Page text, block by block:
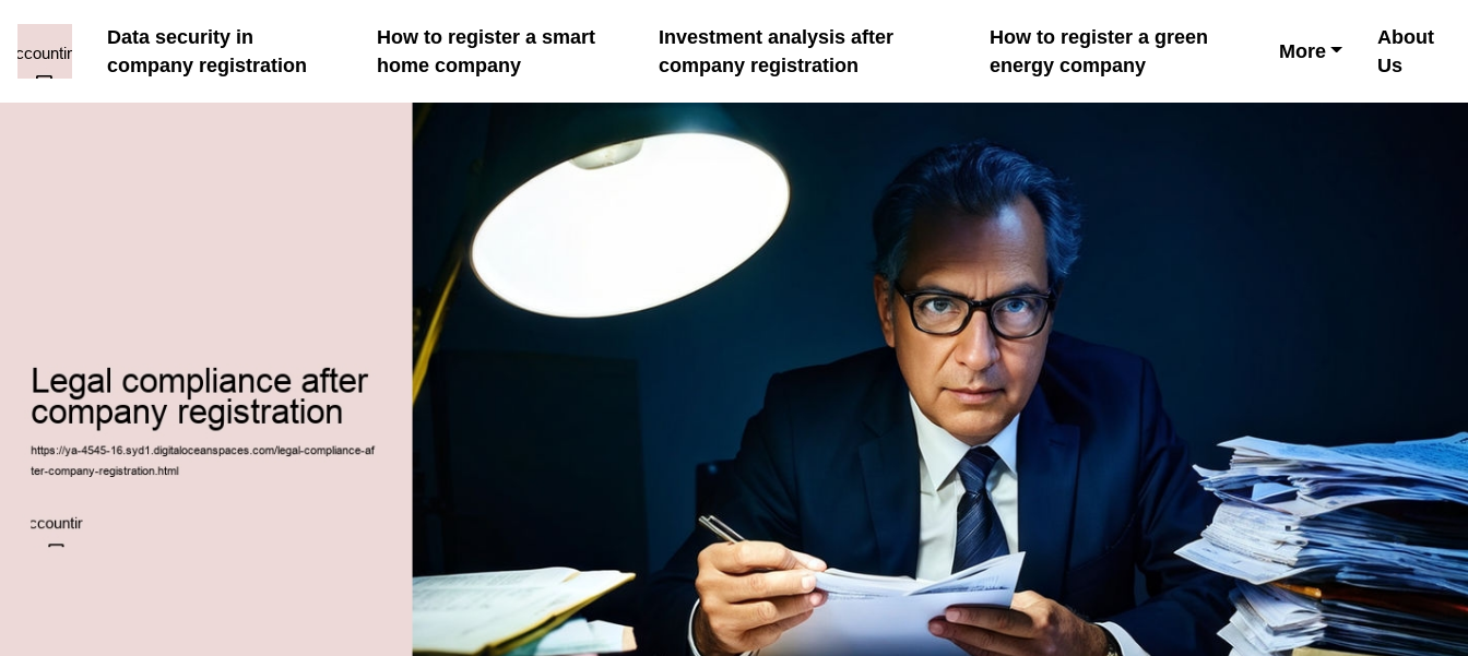
Data security in
company registration
How to register a smart
home company
Investment analysis after
company registration
How to register a green
energy company
More
About
Us